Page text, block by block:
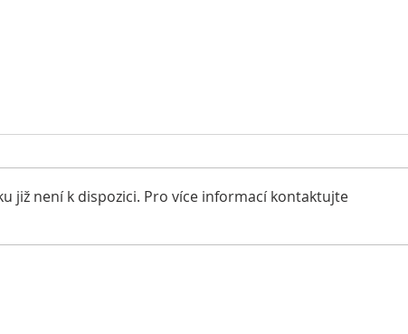
již není k dispozici. Pro více informací kontaktujte